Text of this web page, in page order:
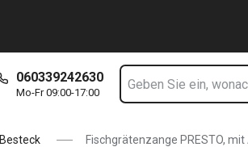
060339242630
Mo-Fr 09:00-17:00
Besteck Fischgrätenzange PRESTO,